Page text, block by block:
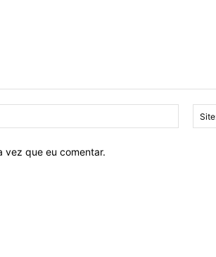
mail:*
vez que eu comentar.